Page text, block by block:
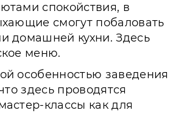
спокойствия, в
смогут побаловать
домашней кухни. Здесь
меню.
особенностью заведения
здесь проводятся
классы как для